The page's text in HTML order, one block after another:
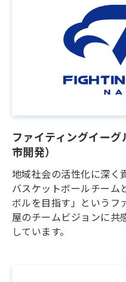
ファイティングイー
市開発）
地域社会の活性化に深く
バスケットボールチーム
ボルを目指す」というフ
屋のチームビジョンに共
しています。